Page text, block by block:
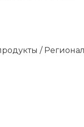
/